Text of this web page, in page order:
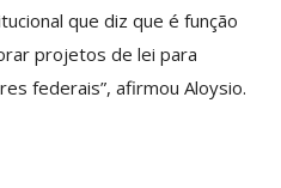
que diz que é função
projetos de lei para
federais”, afirmou Aloysio.